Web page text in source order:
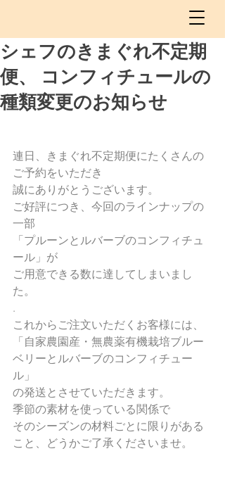
シェフのきまぐれ不定期
便、 コンフィチュールの
種類変更のお知らせ
連日、きまぐれ不定期便にたくさんの
ご予約をいただき
誠にありがとうございます。
ご好評につき、今回のラインナップの
一部
「プルーンとルバーブのコンフィチュ
ール」が
ご用意できる数に達してしまいまし
た。
.
これからご注文いただくお客様には、
「自家農園産・無農薬有機栽培ブルー
ベリーとルバーブのコンフィチュー
ル」
の発送とさせていただきます。
季節の素材を使っている関係で
そのシーズンの材料ごとに限りがある
こと、どうかご了承くださいませ。